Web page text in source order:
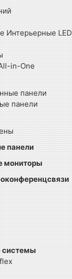
Интерьерные LED
in-One
панели
панели
панели
мониторы